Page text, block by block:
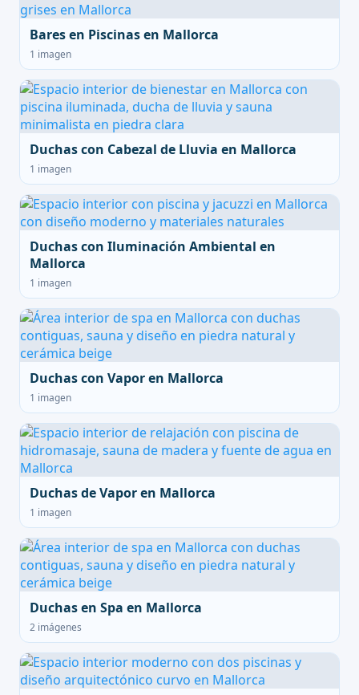
Bares en Piscinas en Mallorca
1 imagen
Duchas con Cabezal de Lluvia en Mallorca
1 imagen
Duchas con Iluminación Ambiental en
Mallorca
1 imagen
Duchas con Vapor en Mallorca
1 imagen
Duchas de Vapor en Mallorca
1 imagen
Duchas en Spa en Mallorca
2 imágenes